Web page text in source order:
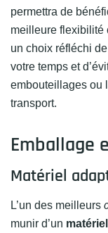
permettra de
meilleure flexibilité
un choix réfléchi
votre temps et
embouteillages ou
transport.
Emballage
Matériel
L’un des meilleurs
munir d’un matériel